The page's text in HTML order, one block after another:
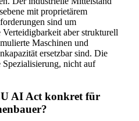
mit proprietärem
sind um
aber strukturell
Maschinen und
ersetzbar sind. Die
nicht auf
AI Act konkret für